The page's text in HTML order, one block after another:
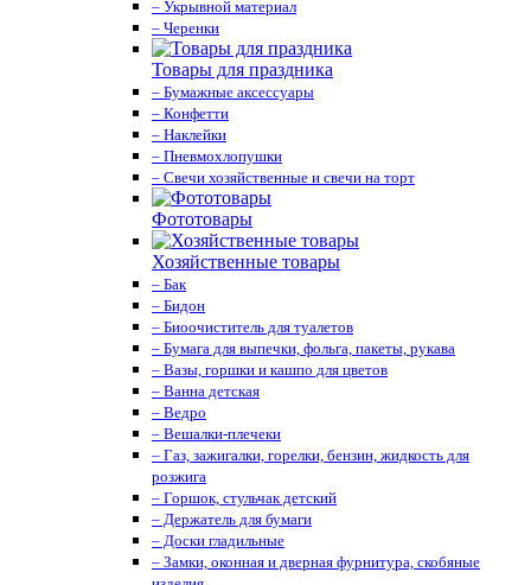
– Укрывной материал
– Черенки
Товары для праздника
– Бумажные аксессуары
– Конфетти
– Наклейки
– Пневмохлопушки
– Свечи хозяйственные и свечи на торт
Фототовары
Хозяйственные товары
– Бак
– Бидон
– Биоочиститель для туалетов
– Бумага для выпечки, фольга, пакеты, рукава
– Вазы, горшки и кашпо для цветов
– Ванна детская
– Ведро
– Вешалки-плечеки
– Газ, зажигалки, горелки, бензин, жидкость для
розжига
– Горшок, стульчак детский
– Держатель для бумаги
– Доски гладильные
– Замки, оконная и дверная фурнитура, скобяные